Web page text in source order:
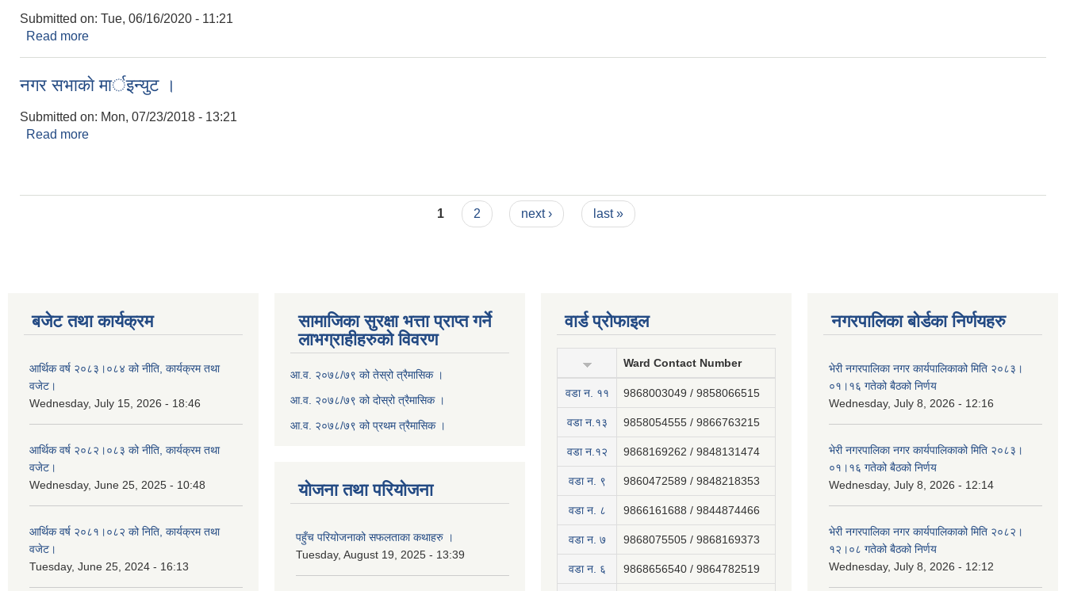
Submitted on: Tue, 06/16/2020 - 11:21
Read more
नगर सभाकाे मार्इन्युट ।
Submitted on: Mon, 07/23/2018 - 13:21
Read more
1 2 next › last »
बजेट तथा कार्यक्रम
आर्थिक वर्ष २०८३।०८४ को नीति, कार्यक्रम तथा
वजेट।
Wednesday, July 15, 2026 - 18:46
आर्थिक वर्ष २०८२।०८३ को नीति, कार्यक्रम तथा
वजेट।
Wednesday, June 25, 2025 - 10:48
आर्थिक वर्ष २०८१।०८२ को निति, कार्यक्रम तथा
वजेट।
Tuesday, June 25, 2024 - 16:13
सामाजिका सुरक्षा भत्ता प्राप्त गर्ने
लाभग्राहीहरुको विवरण
आ.व. २०७८/७९ को तेस्रो त्रैमासिक ।
आ.व. २०७८/७९ को दोस्रो त्रैमासिक ।
आ.व. २०७८/७९ को प्रथम त्रैमासिक ।
योजना तथा परियोजना
पहुँच परियोजनाको सफलताका कथाहरु ।
Tuesday, August 19, 2025 - 13:39
वार्ड प्रोफाइल
Ward Contact Number
वडा न‍. ११ 9868003049 / 9858066515
वडा न.१३ 9858054555 / 9866763215
वडा न.१२ 9868169262 / 9848131474
वडा न. ९ 9860472589 / 9848218353
वडा न. ८ 9866161688 / 9844874466
वडा न. ७ 9868075505 / 9868169373
वडा न. ६ 9868656540 / 9864782519
नगरपालिका बोर्डका निर्णयहरु
भेरी नगरपालिका नगर कार्यपालिकाको मिति २०८३।
०१।१६ गतेको बैठको निर्णय
Wednesday, July 8, 2026 - 12:16
भेरी नगरपालिका नगर कार्यपालिकाको मिति २०८३।
०१।१६ गतेको बैठको निर्णय
Wednesday, July 8, 2026 - 12:14
भेरी नगरपालिका नगर कार्यपालिकाको मिति २०८२।
१२।०८ गतेको बैठको निर्णय
Wednesday, July 8, 2026 - 12:12